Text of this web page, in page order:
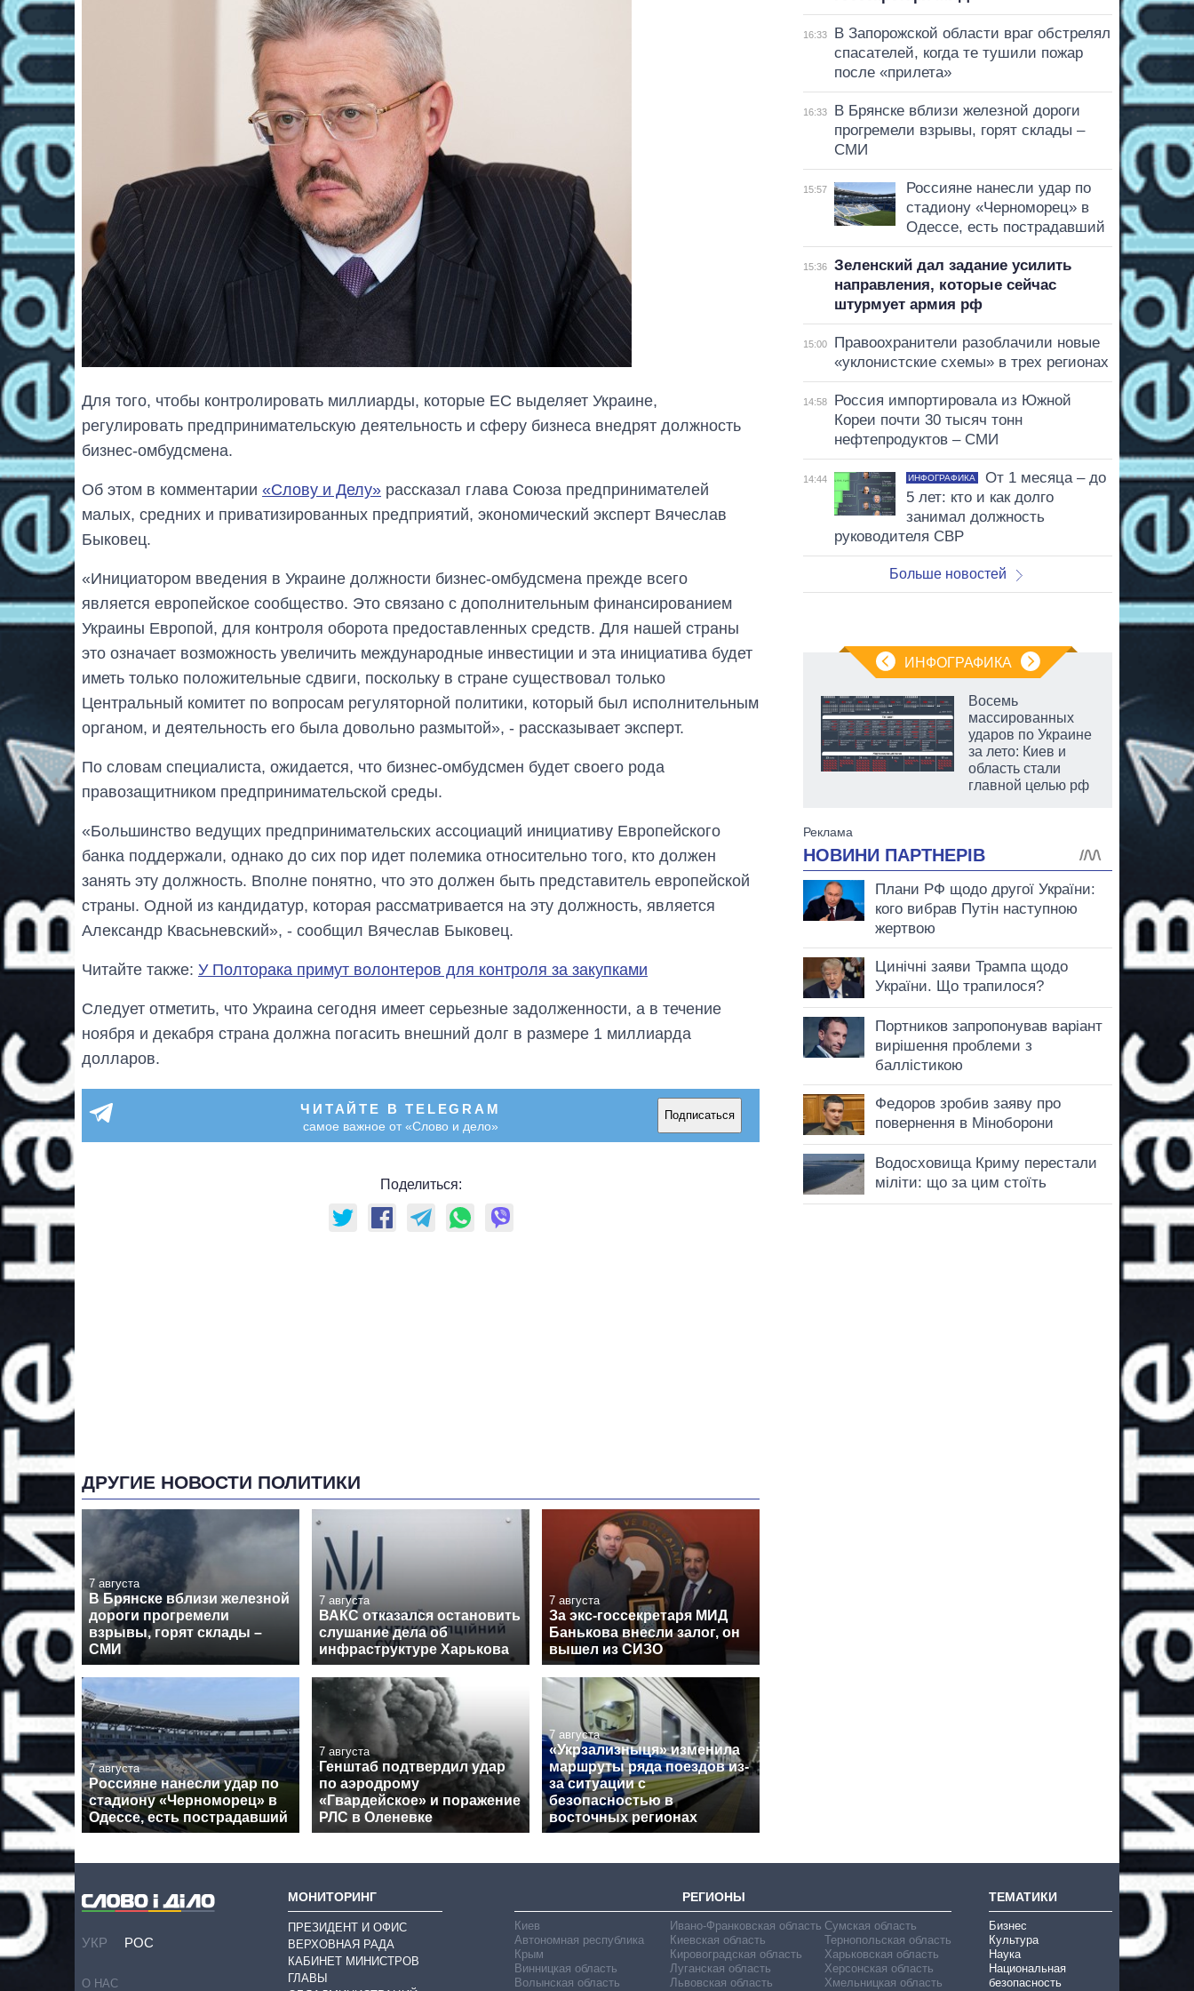
Для того, чтобы контролировать миллиарды, которые ЕС выделяет Украине,
регулировать предпринимательскую деятельность и сферу бизнеса внедрят должность
бизнес-омбудсмена.
Об этом в комментарии «Слову и Делу» рассказал глава Союза предпринимателей
малых, средних и приватизированных предприятий, экономический эксперт Вячеслав
Быковец.
«Инициатором введения в Украине должности бизнес-омбудсмена прежде всего
является европейское сообщество. Это связано с дополнительным финансированием
Украины Европой, для контроля оборота предоставленных средств. Для нашей страны
это означает возможность увеличить международные инвестиции и эта инициатива будет
иметь только положительные сдвиги, поскольку в стране существовал только
Центральный комитет по вопросам регуляторной политики, который был исполнительным
органом, и деятельность его была довольно размытой», - рассказывает эксперт.
По словам специалиста, ожидается, что бизнес-омбудсмен будет своего рода
правозащитником предпринимательской среды.
«Большинство ведущих предпринимательских ассоциаций инициативу Европейского
банка поддержали, однако до сих пор идет полемика относительно того, кто должен
занять эту должность. Вполне понятно, что это должен быть представитель европейской
страны. Одной из кандидатур, которая рассматривается на эту должность, является
Александр Квасьневский», - сообщил Вячеслав Быковец.
Читайте также: У Полторака примут волонтеров для контроля за закупками
Следует отметить, что Украина сегодня имеет серьезные задолженности, а в течение
ноября и декабря страна должна погасить внешний долг в размере 1 миллиарда
долларов.
ЧИТАЙТЕ В TELEGRAM
самое важное от «Слово и дело»
Подписаться
Поделиться:
ДРУГИЕ НОВОСТИ ПОЛИТИКИ
7 августа
В Брянске вблизи железной
дороги прогремели
взрывы, горят склады –
СМИ
7 августа
ВАКС отказался остановить
слушание дела об
инфраструктуре Харькова
7 августа
За экс-госсекретаря МИД
Банькова внесли залог, он
вышел из СИЗО
7 августа
Россияне нанесли удар по
стадиону «Черноморец» в
Одессе, есть пострадавший
7 августа
Генштаб подтвердил удар
по аэродрому
«Гвардейское» и поражение
РЛС в Оленевке
7 августа
«Укрзализныця» изменила
маршруты ряда поездов из-
за ситуации с
безопасностью в
восточных регионах
16:33
В Запорожской области враг обстрелял
спасателей, когда те тушили пожар
после «прилета»
16:33
В Брянске вблизи железной дороги
прогремели взрывы, горят склады –
СМИ
15:57
Россияне нанесли удар по
стадиону «Черноморец» в
Одессе, есть пострадавший
15:36
Зеленский дал задание усилить
направления, которые сейчас
штурмует армия рф
15:00
Правоохранители разоблачили новые
«уклонистские схемы» в трех регионах
14:58
Россия импортировала из Южной
Кореи почти 30 тысяч тонн
нефтепродуктов – СМИ
14:44 ИНФОГРАФИКА
От 1 месяца – до
5 лет: кто и как долго
занимал должность
руководителя СВР
Больше новостей
ИНФОГРАФИКА
Сколько
выращивали в
время большой
Восемь
массированных
ударов по Украине
за лето: Киев и
область стали
главной целью рф
УКР РОС
О НАС
МОНИТОРИНГ
ПРЕЗИДЕНТ И ОФИС
ВЕРХОВНАЯ РАДА
КАБИНЕТ МИНИСТРОВ
ГЛАВЫ
РЕГИОНЫ
Киев
Автономная республика
Крым
Винницкая область
Волынская область
Ивано-Франковская область
Киевская область
Кировоградская область
Луганская область
Львовская область
Сумская область
Тернопольская область
Харьковская область
Херсонская область
Хмельницкая область
ТЕМАТИКИ
Бизнес
Культура
Наука
Национальная
безопасность